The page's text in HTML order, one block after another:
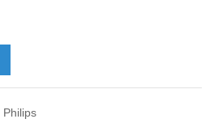
Philips